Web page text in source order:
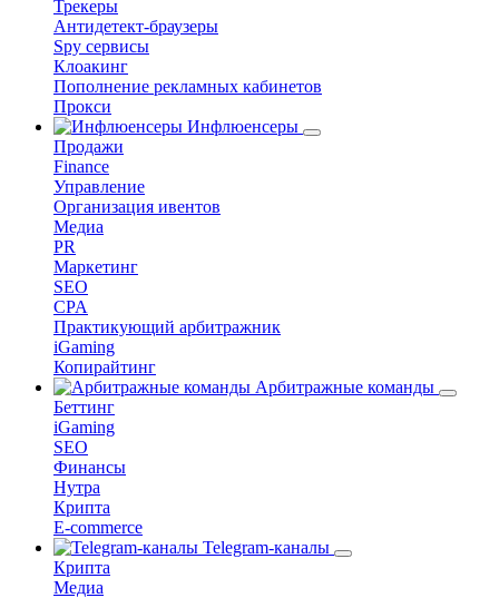
Трекеры
Антидетект-браузеры
Spy сервисы
Клоакинг
Пополнение рекламных кабинетов
Прокси
Инфлюенсеры
Продажи
Finance
Управление
Организация ивентов
Медиа
PR
Маркетинг
SEO
CPA
Практикующий арбитражник
iGaming
Копирайтинг
Арбитражные команды
Беттинг
iGaming
SEO
Финансы
Нутра
Крипта
E-commerce
Telegram-каналы
Крипта
Медиа